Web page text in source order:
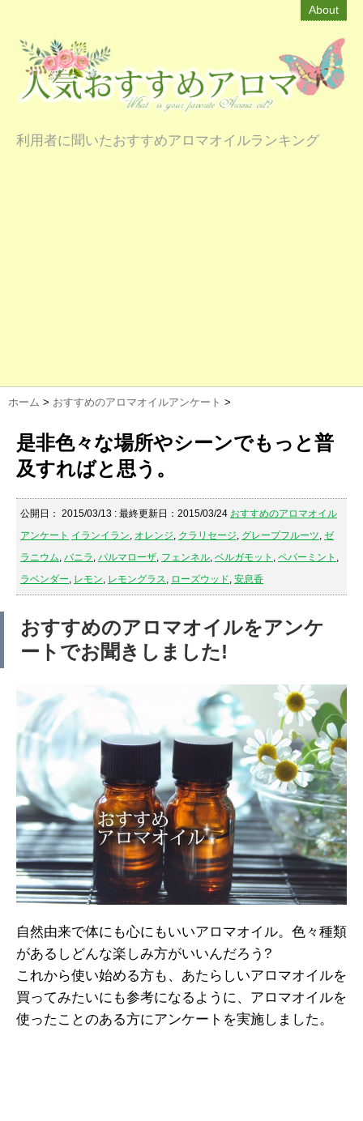
About
利用者に聞いたおすすめアロマオイルランキング
ホーム > おすすめのアロマオイルアンケート >
是非色々な場所やシーンでもっと普
及すればと思う。
公開日： 2015/03/13 : 最終更新日：2015/03/24 おすすめのアロマオイル
アンケート イランイラン オレンジ クラリセージ グレープフルーツ ゼ
ラニウム バニラ パルマローザ フェンネル ベルガモット ペパーミント
ラベンダー レモン レモングラス ローズウッド 安息香
おすすめのアロマオイルをアンケ
ートでお聞きしました!
自然由来で体にも心にもいいアロマオイル。色々種類
があるしどんな楽しみ方がいいんだろう?
これから使い始める方も、あたらしいアロマオイルを
買ってみたいにも参考になるように、アロマオイルを
使ったことのある方にアンケートを実施しました。